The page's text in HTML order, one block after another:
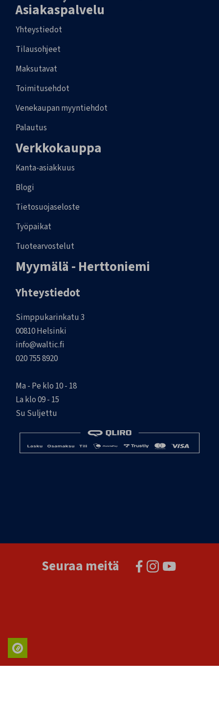
Asiakaspalvelu
Yhteystiedot
Tilausohjeet
Maksutavat
Toimitusehdot
Venekaupan myyntiehdot
Palautus
Verkkokauppa
Kanta-asiakkuus
Blogi
Tietosuojaseloste
Työpaikat
Tuotearvostelut
Myymälä - Herttoniemi
Yhteystiedot
Simppukarinkatu 3
00810 Helsinki
info@waltic.fi
020 755 8920
Ma - Pe klo 10 - 18
La klo 09 - 15
Su Suljettu
Seuraa meitä